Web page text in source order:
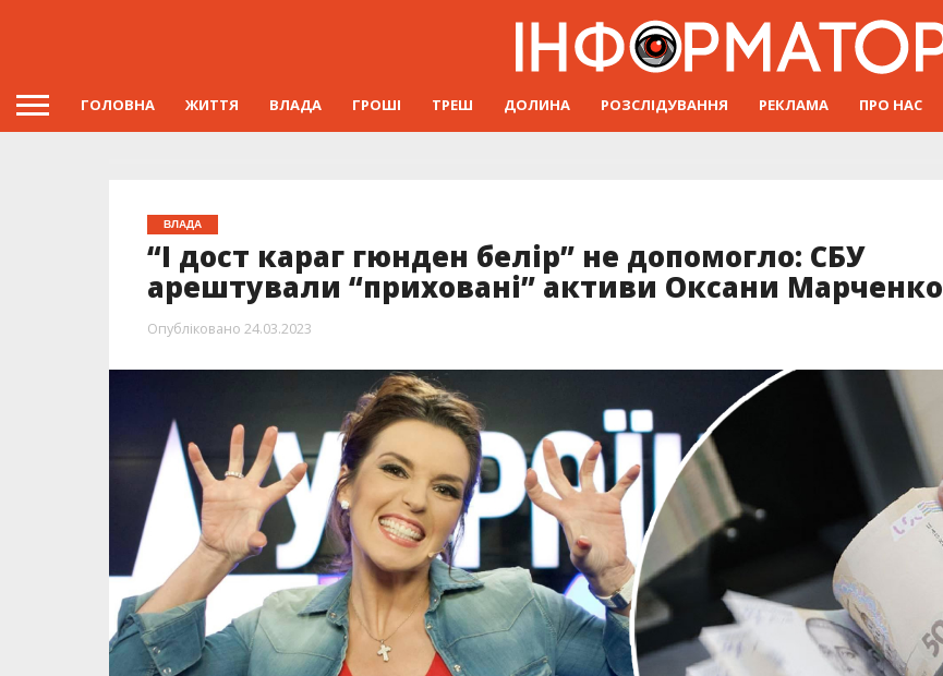
ГОЛОВНА ЖИТТЯ ВЛАДА ГРОШІ ТРЕШ ДОЛИНА РОЗСЛІДУВАННЯ РЕКЛАМА ПРО НАС
ВЛАДА
“І дост караг гюнден белір” не допомогло: СБУ
арештували “приховані” активи Оксани Марченко
Опубліковано 24.03.2023